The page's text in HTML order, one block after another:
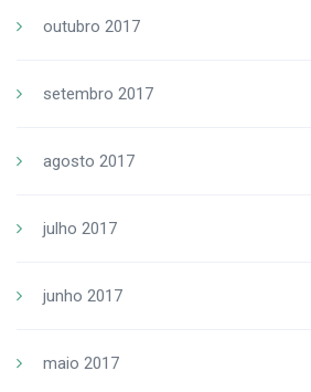
outubro 2017
setembro 2017
agosto 2017
julho 2017
junho 2017
maio 2017